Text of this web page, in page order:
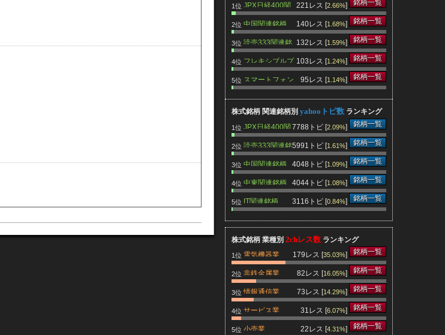
1位 JPX日経400関
連銘柄
221レス [2.66%] 銘柄一覧
2位 中国関連銘柄 140レス [1.68%] 銘柄一覧
3位 読売333関連銘
柄
132レス [1.59%] 銘柄一覧
4位 フレキシブルプ
リント基板関連
銘柄
103レス [1.24%] 銘柄一覧
5位 スマートフォン
関連銘柄
95レス [1.14%] 銘柄一覧
株式銘柄 関連銘柄別 yahooトピ数 ランキング
1位 JPX日経400関
連銘柄
7788トピ [2.09%] 銘柄一覧
2位 読売333関連銘
柄
5991トピ [1.61%] 銘柄一覧
3位 中国関連銘柄 4048トピ [1.09%] 銘柄一覧
4位 中東関連銘柄 4044トピ [1.08%] 銘柄一覧
5位 IT関連銘柄 3116トピ [0.84%] 銘柄一覧
株式銘柄 業種別 2chレス数 ランキング
1位 電気機器業 179レス [35.03%] 銘柄一覧
2位 非鉄金属業 82レス [16.05%] 銘柄一覧
3位 情報通信業 73レス [14.29%] 銘柄一覧
4位 サービス業 31レス [6.07%] 銘柄一覧
5位 小売業 22レス [4.31%] 銘柄一覧